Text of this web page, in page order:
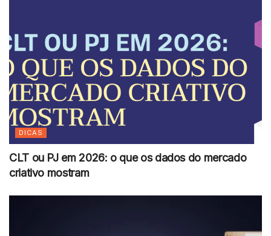
DICAS
CLT ou PJ em 2026: o que os dados do mercado
criativo mostram